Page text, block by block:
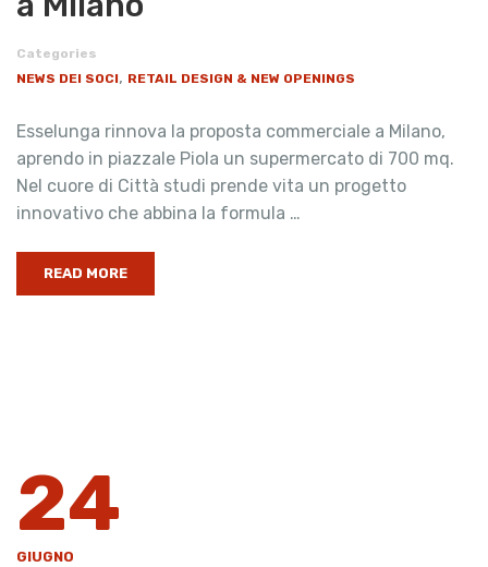
Categories
NEWS DEI SOCI, RETAIL DESIGN & NEW OPENINGS
Esselunga rinnova la proposta commerciale a Milano,
aprendo in piazzale Piola un supermercato di 700 mq.
Nel cuore di Città studi prende vita un progetto
innovativo che abbina la formula …
READ MORE
24
GIUGNO